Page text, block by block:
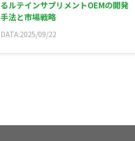
るルテインサプリメントOEMの開発
手法と市場戦略
DATA:2025/09/22